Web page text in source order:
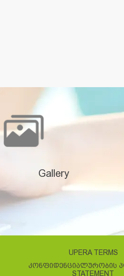
Gallery
UPERA TERMS
ᲙᲝᲜᲤᲘᲓᲔᲜᲪᲘᲐᲚᲣᲠᲝᲑᲘᲡ
STATEMENT